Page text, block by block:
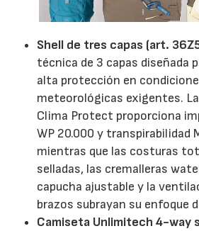
Shell de tres capas (art.
técnica de 3 capas diseñada
alta protección en
meteorológicas exigentes.
Clima Protect proporciona
WP 20.000 y transpirabilidad
mientras que las costuras
selladas, las cremalleras
capucha ajustable y la
brazos subrayan su enfoque
Camiseta Unlimitech 4-way